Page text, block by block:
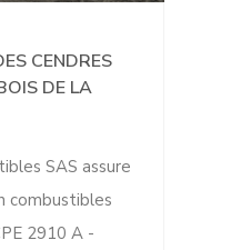
CENDRES
DE LA
SAS assure
combustibles
2910 A -